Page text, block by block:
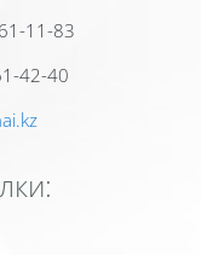
11-83
42-40